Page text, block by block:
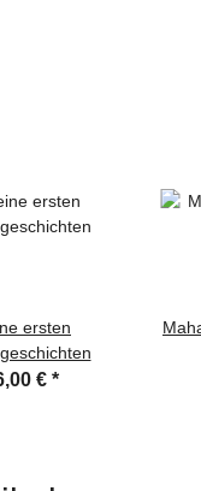
ersten
€ *